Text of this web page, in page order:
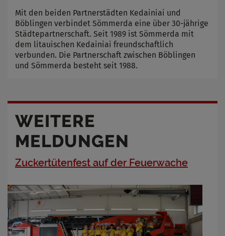
Mit den beiden Partnerstädten Kedainiai und
Böblingen verbindet Sömmerda eine über 30-jährige
Städtepartnerschaft. Seit 1989 ist Sömmerda mit
dem litauischen Kedainiai freundschaftlich
verbunden. Die Partnerschaft zwischen Böblingen
und Sömmerda besteht seit 1988.
WEITERE
MELDUNGEN
Zuckertütenfest auf der Feuerwache